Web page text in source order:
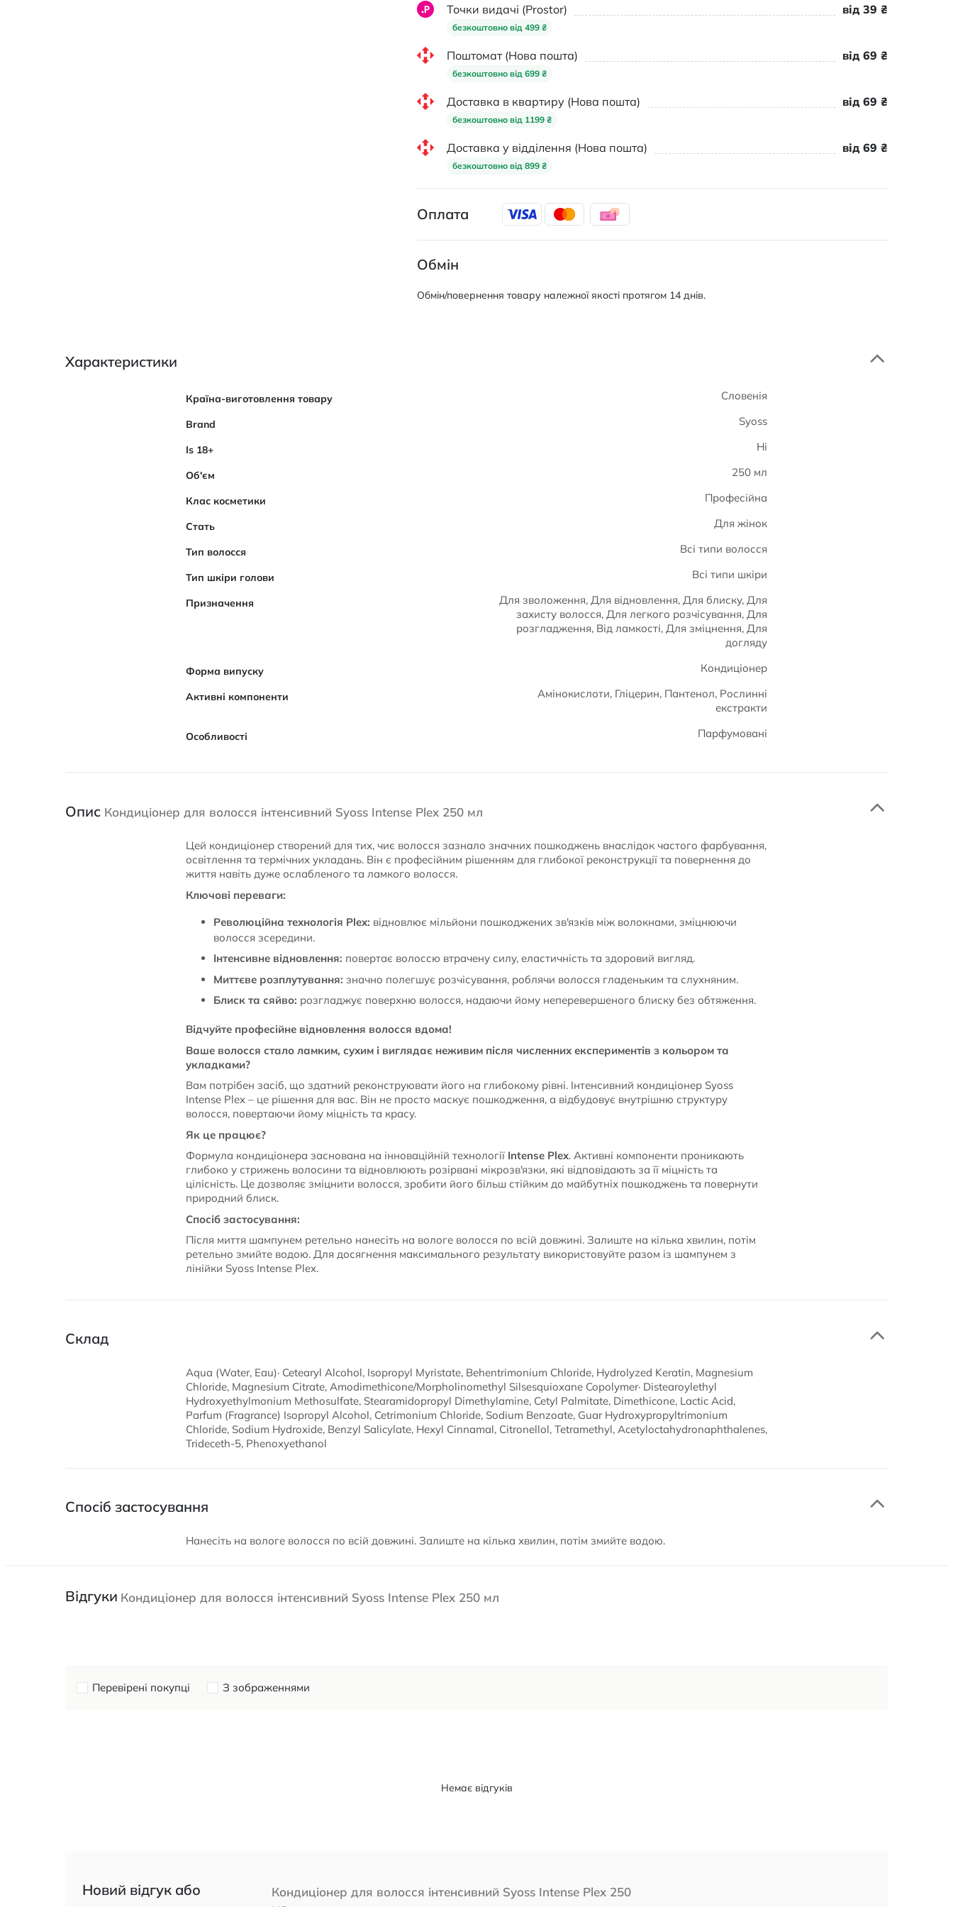
Точки видачі (Prostor)
безкоштовно від 499 ₴
від 39 ₴
Поштомат (Нова пошта)
безкоштовно від 699 ₴
від 69 ₴
Доставка в квартиру (Нова пошта)
безкоштовно від 1199 ₴
від 69 ₴
Доставка у відділення (Нова пошта)
безкоштовно від 899 ₴
від 69 ₴
Оплата
Обмін
Обмін/повернення товару належної якості протягом 14 днів.
Характеристики
Характеристики
Країна-виготовлення товару Словенія
Brand Syoss
Is 18+ Ні
Об'єм 250 мл
Клас косметики Професійна
Стать Для жінок
Тип волосся Всі типи волосся
Тип шкіри голови Всі типи шкіри
Призначення
Для зволоження, Для відновлення, Для блиску, Для
захисту волосся, Для легкого розчісування, Для
розгладження, Від ламкості, Для зміцнення, Для
догляду
Форма випуску Кондиціонер
Активні компоненти
Амінокислоти, Гліцерин, Пантенол, Рослинні
екстракти
Особливості Парфумовані
Опис Кондиціонер для волосся інтенсивний Syoss Intense Plex 250 мл
Цей кондиціонер створений для тих, чиє волосся зазнало значних пошкоджень внаслідок частого фарбування,
освітлення та термічних укладань. Він є професійним рішенням для глибокої реконструкції та повернення до
життя навіть дуже ослабленого та ламкого волосся.
Ключові переваги:
Революційна технологія Plex: відновлює мільйони пошкоджених зв'язків між волокнами, зміцнюючи
волосся зсередини.
Інтенсивне відновлення: повертає волоссю втрачену силу, еластичність та здоровий вигляд.
Миттєве розплутування: значно полегшує розчісування, роблячи волосся гладеньким та слухняним.
Блиск та сяйво: розгладжує поверхню волосся, надаючи йому неперевершеного блиску без обтяження.
Відчуйте професійне відновлення волосся вдома!
Ваше волосся стало ламким, сухим і виглядає неживим після численних експериментів з кольором та
укладками?
Вам потрібен засіб, що здатний реконструювати його на глибокому рівні. Інтенсивний кондиціонер Syoss
Intense Plex – це рішення для вас. Він не просто маскує пошкодження, а відбудовує внутрішню структуру
волосся, повертаючи йому міцність та красу.
Як це працює?
Формула кондиціонера заснована на інноваційній технології Intense Plex. Активні компоненти проникають
глибоко у стрижень волосини та відновлюють розірвані мікрозв'язки, які відповідають за її міцність та
цілісність. Це дозволяє зміцнити волосся, зробити його більш стійким до майбутніх пошкоджень та повернути
природний блиск.
Спосіб застосування:
Після миття шампунем ретельно нанесіть на вологе волосся по всій довжині. Залиште на кілька хвилин, потім
ретельно змийте водою. Для досягнення максимального результату використовуйте разом із шампунем з
лінійки Syoss Intense Plex.
Склад
Aqua (Water, Eau)· Cetearyl Alcohol, Isopropyl Myristate, Behentrimonium Chloride, Hydrolyzed Keratin, Magnesium
Chloride, Magnesium Citrate, Amodimethicone/Morpholinomethyl Silsesquioxane Copolymer· Distearoylethyl
Hydroxyethylmonium Methosulfate, Stearamidopropyl Dimethylamine, Cetyl Palmitate, Dimethicone, Lactic Acid,
Parfum (Fragrance) Isopropyl Alcohol, Cetrimonium Chloride, Sodium Benzoate, Guar Hydroxypropyltrimonium
Chloride, Sodium Hydroxide, Benzyl Salicylate, Hexyl Cinnamal, Citronellol, Tetramethyl, Acetyloctahydronaphthalenes,
Trideceth-5, Phenoxyethanol
Спосіб застосування
Нанесіть на вологе волосся по всій довжині. Залиште на кілька хвилин, потім змийте водою.
Відгуки Кондиціонер для волосся інтенсивний Syoss Intense Plex 250 мл
Перевірені покупці З зображеннями
Немає відгуків
Новий відгук або
Кондиціонер для волосся інтенсивний Syoss Intense Plex 250